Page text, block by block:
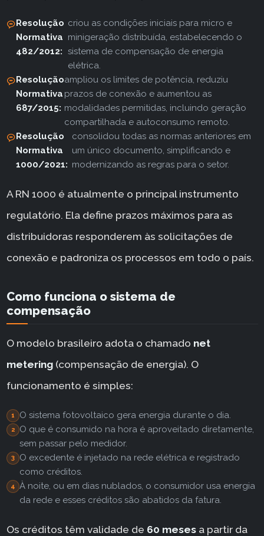
Resolução
Normativa
482/2012:
criou as condições iniciais para micro e
minigeração distribuída, estabelecendo o
sistema de compensação de energia
elétrica.
Resolução
Normativa
687/2015:
ampliou os limites de potência, reduziu
prazos de conexão e aumentou as
modalidades permitidas, incluindo geração
compartilhada e autoconsumo remoto.
Resolução
Normativa
1000/2021:
consolidou todas as normas anteriores em
um único documento, simplificando e
modernizando as regras para o setor.
A RN 1000 é atualmente o principal instrumento
regulatório. Ela define prazos máximos para as
distribuidoras responderem às solicitações de
conexão e padroniza os processos em todo o país.
Como funciona o sistema de
compensação
O modelo brasileiro adota o chamado net
metering(compensação de energia). O
funcionamento é simples:
O sistema fotovoltaico gera energia durante o dia.
O que é consumido na hora é aproveitado diretamente,
sem passar pelo medidor.
O excedente é injetado na rede elétrica e registrado
como créditos.
À noite, ou em dias nublados, o consumidor usa energia
da rede e esses créditos são abatidos da fatura.
Os créditos têm validade de 60 mesesa partir da